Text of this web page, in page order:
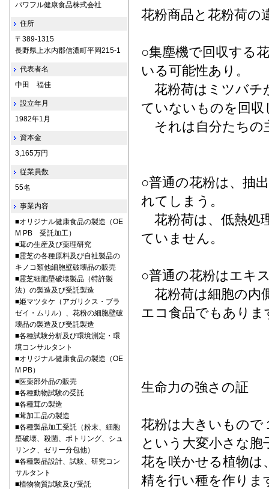
花粉商品と花粉荷の
○集塵機で回収する
いる可能性あり。
花粉荷はミツバチ
ていないものを回収
それは自分たちの
○普通の花粉は、抽
れてしまう。
花粉荷は、低熱処
ていません。
○普通の花粉はエキ
花粉荷は細胞の内
エコ食品でもありま
生命力の強さの証
花粉は大きいもので
という大変小さな胞
花を咲かせる植物
精を行い種を作りま
パワフル健康食品株式会社
住所
〒389-1315
長野県上水内郡信濃町平岡215-1
代表者名
中田 福佳
設立年月
1982年1月
資本金
3,165万円
従業員数
55名
事業内容
■オリジナル健康食品の製造（OE
M PB 受託加工）
■茸の生産及び薬理研究
■霊芝の各種原料及び自社製品の
キノコ類他細胞壁破壊品の販売
■霊芝細胞壁破壊製品（特許製
法）の製造及び受託製造
■姫マツタケ（アガリクス・ブラ
ゼイ・ムリル）、花粉の細胞壁破
壊品の製造及び受託製造
■各種試験分析及び環境測定・環
境コンサルタント
■オリジナル健康食品の製造（OE
M PB）
■医薬部外品の販売
■各種動物試験の受託
■各種茸の製造
■茸加工品の製造
■各種製品加工受託（粉末、細胞
壁破壊、殺菌、ボトリング、シュ
リンク、ゼリー分包他）
■各種製品設計、試験、研究コン
サルタント
■植物物質試験及び受託